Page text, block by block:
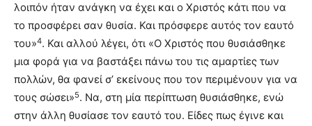
λοιπόν ήταν ανάγκη να έχει και ο Χριστός κάτι που να
το προσφέρει σαν θυσία. Και πρόσφερε αυτός τον εαυτό
του»4. Και αλλού λέγει, ότι «Ο Χριστός που θυσιάσθηκε
μια φορά για να βαστάξει πάνω του τις αμαρτίες των
πολλών, θα φανεί σ’ εκείνους που τον περιμένουν για να
τους σώσει»5. Να, στη μία περίπτωση θυσιάσθηκε, ενώ
στην άλλη θυσίασε τον εαυτό του. Είδες πως έγινε και